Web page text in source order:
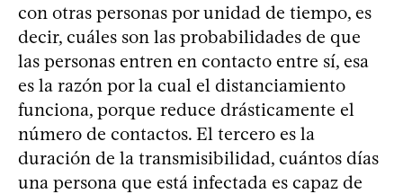
con otras personas por unidad de tiempo, es
decir, cuáles son las probabilidades de que
las personas entren en contacto entre sí, esa
es la razón por la cual el distanciamiento
funciona, porque reduce drásticamente el
número de contactos. El tercero es la
duración de la transmisibilidad, cuántos días
una persona que está infectada es capaz de